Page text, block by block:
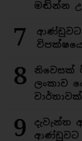
මඬින්න
7
ආණ්ඩුවට
8
නිවෙසක්
ලංකාව
9
ආණ්ඩුවට